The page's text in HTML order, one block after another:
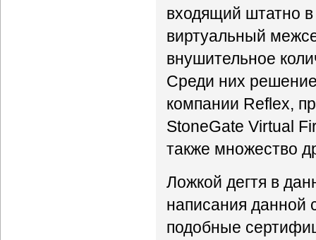
входящий штатно
виртуальный
внушительное
Среди них
компании Reflex,
StoneGate Virtual
также множество
Ложкой дегтя в
написания данной
подобные